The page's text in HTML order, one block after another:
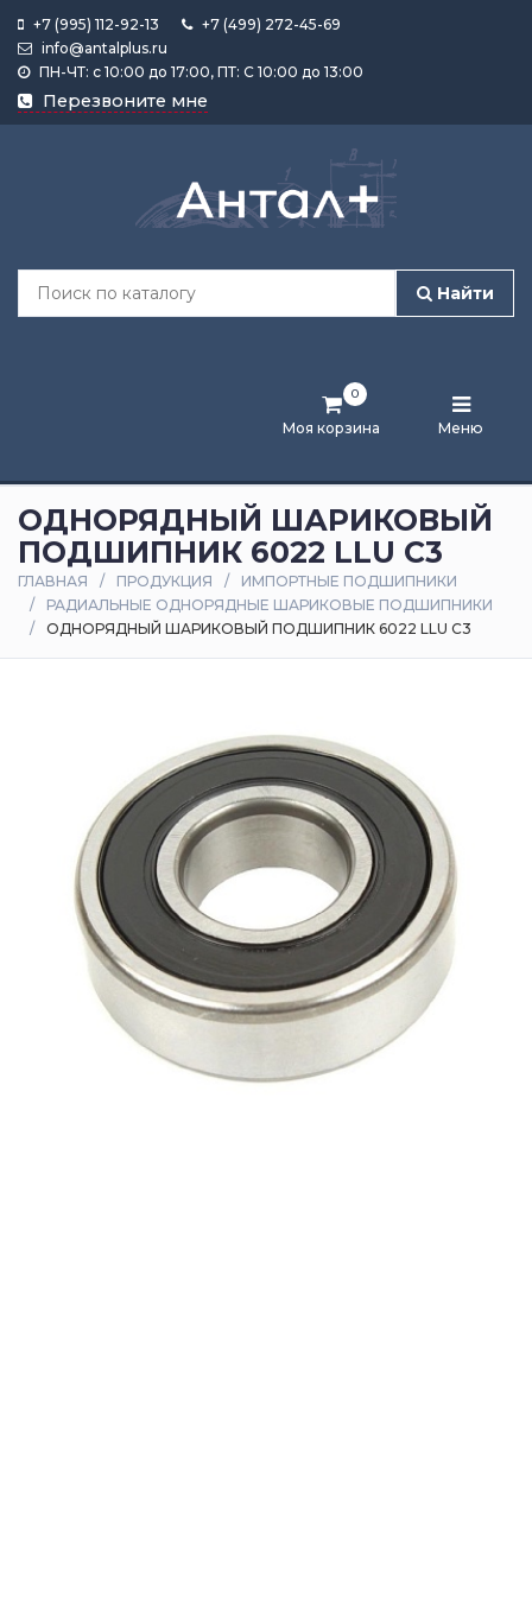
+7 (995) 112-92-13
+7 (499) 272-45-69
info@antalplus.ru
ПН-ЧТ: с 10:00 до 17:00, ПТ: С 10:00 до 13:00
Перезвоните мне
Найти
Моя корзина
0
Меню
Каталог
продукции
Лента
и
статьи
Оплата
доставка
ОДНОРЯДНЫЙ ШАРИКОВЫЙ
ПОДШИПНИК 6022 LLU C3
ГЛАВНАЯ ПРОДУКЦИЯ
ИМПОРТНЫЕ ПОДШИПНИКИ
РАДИАЛЬНЫЕ ОДНОРЯДНЫЕ ШАРИКОВЫЕ ПОДШИПНИКИ
ОДНОРЯДНЫЙ ШАРИКОВЫЙ ПОДШИПНИК 6022 LLU C3